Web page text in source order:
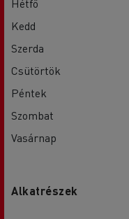
Hétfő
Kedd
Szerda
Csütörtök
Péntek
Szombat
Vasárnap
Alkatrészek